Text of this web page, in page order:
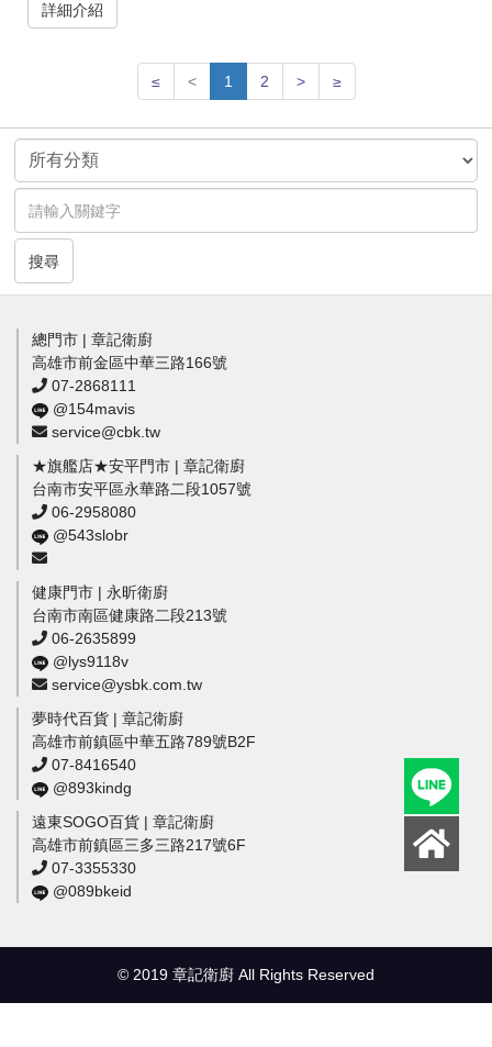
詳細介紹
≤ < 1 2 > ≥
搜尋
總門市 | 章記衛廚
高雄市前金區中華三路166號
07-2868111
@154mavis
service@cbk.tw
★旗艦店★安平門市 | 章記衛廚
台南市安平區永華路二段1057號
06-2958080
@543slobr
健康門市 | 永昕衛廚
台南市南區健康路二段213號
06-2635899
@lys9118v
service@ysbk.com.tw
夢時代百貨 | 章記衛廚
高雄市前鎮區中華五路789號B2F
07-8416540
@893kindg
遠東SOGO百貨 | 章記衛廚
高雄市前鎮區三多三路217號6F
07-3355330
@089bkeid
© 2019 章記衛廚 All Rights Reserved